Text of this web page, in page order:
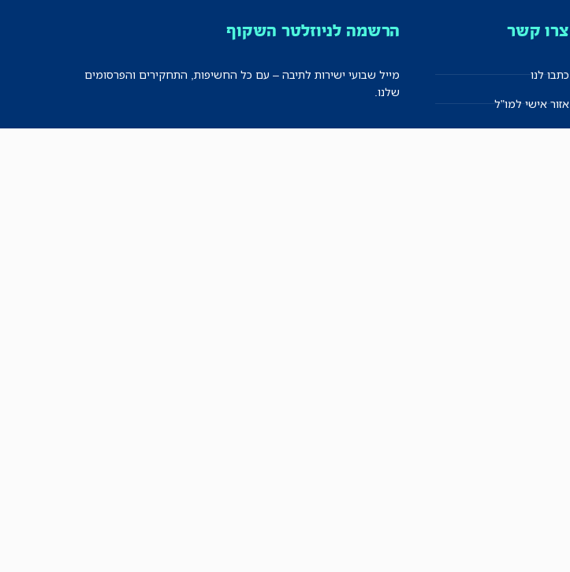
צרו קשר
כתבו לנו
אזור אישי למו"ל
תיבת הדלפות (מייל אדום)
הרשמה לניוזלטר השקוף
מייל שבועי ישירות לתיבה – עם כל החשיפות, התחקירים והפרסומים
שלנו.